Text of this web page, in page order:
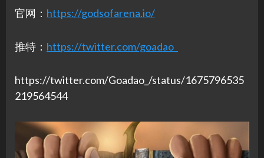
官网： https://godsofarena.io/
推特： https://twitter.com/goadao_
https://twitter.com/Goadao_/status/1675796535
219564544